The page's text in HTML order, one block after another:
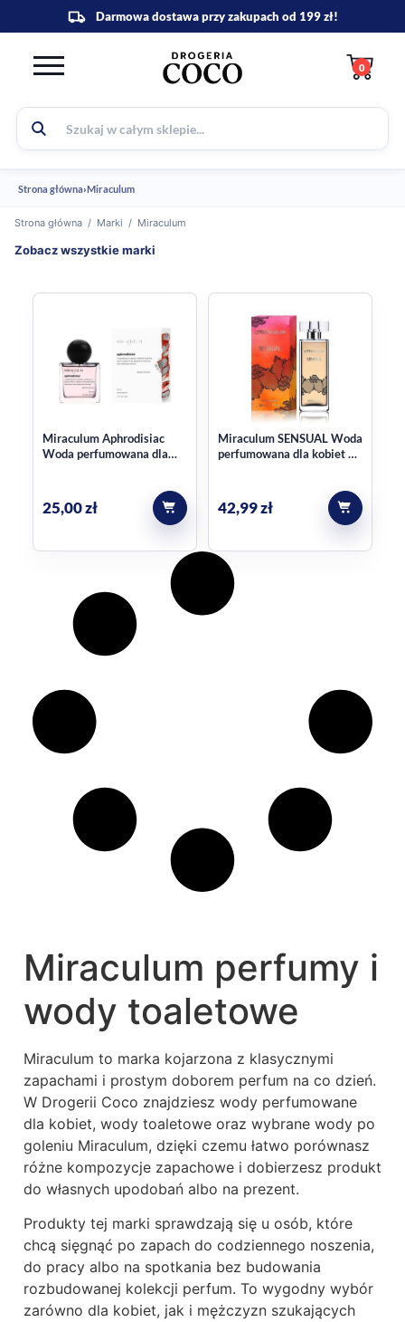
0
Strona główna›Miraculum
Strona główna / Marki / Miraculum
Zobacz wszystkie marki
Miraculum Aphrodisiac
Woda perfumowana dla
25,00zł
Miraculum SENSUAL Woda
perfumowana dla kobiet 50
42,99zł
Miraculum perfumy i
wody toaletowe
Miraculum to marka kojarzona z klasycznymi
zapachami i prostym doborem perfum na co dzień.
W Drogerii Coco znajdziesz wody perfumowane
dla kobiet, wody toaletowe oraz wybrane wody po
goleniu Miraculum, dzięki czemu łatwo porównasz
różne kompozycje zapachowe i dobierzesz produkt
do własnych upodobań albo na prezent.
Produkty tej marki sprawdzają się u osób, które
chcą sięgnąć po zapach do codziennego noszenia,
do pracy albo na spotkania bez budowania
rozbudowanej kolekcji perfum. To wygodny wybór
zarówno dla kobiet, jak i mężczyzn szukających